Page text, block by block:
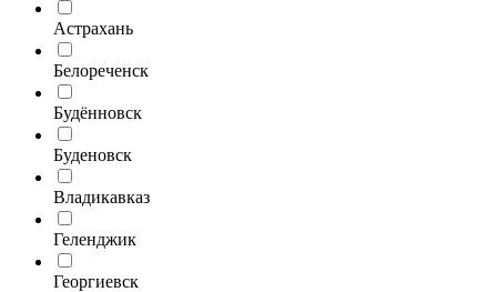
Астрахань
Белореченск
Будённовск
Буденовск
Владикавказ
Геленджик
Георгиевск